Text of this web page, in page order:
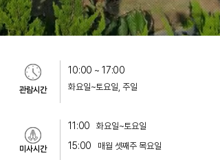
관람시간
10:00 ~ 17:00
화요일~토요일, 주일
미사시간
11:00 화요일~토요일
15:00 매월 셋째주 목요일